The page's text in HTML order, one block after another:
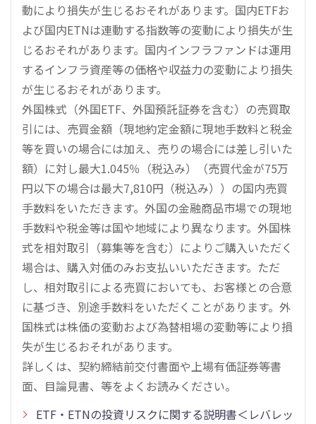
動により損失が生じるおそれがあります。国内ETFお
よび国内ETNは連動する指数等の変動により損失が生
じるおそれがあります。国内インフラファンドは運用
するインフラ資産等の価格や収益力の変動により損失
が生じるおそれがあります。
外国株式（外国ETF、外国預託証券を含む）の売買取
引には、売買金額（現地約定金額に現地手数料と税金
等を買いの場合には加え、売りの場合には差し引いた
額）に対し最大1.045％（税込み）（売買代金が75万
円以下の場合は最大7,810円（税込み））の国内売買
手数料をいただきます。外国の金融商品市場での現地
手数料や税金等は国や地域により異なります。外国株
式を相対取引（募集等を含む）によりご購入いただく
場合は、購入対価のみお支払いいただきます。ただ
し、相対取引による売買においても、お客様との合意
に基づき、別途手数料をいただくことがあります。外
国株式は株価の変動および為替相場の変動等により損
失が生じるおそれがあります。
詳しくは、契約締結前交付書面や上場有価証券等書
面、目論見書、等をよくお読みください。
ETF・ETNの投資リスクに関する説明書＜レバレッ